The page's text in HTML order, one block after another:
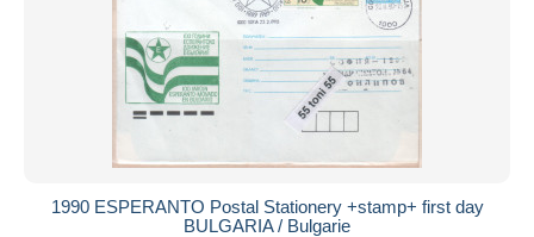
1990 ESPERANTO Postal Stationery +stamp+ first day
BULGARIA / Bulgarie